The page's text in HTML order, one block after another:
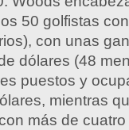
50 golfistas
con unas
dólares (48
puestos y
mientras
más de